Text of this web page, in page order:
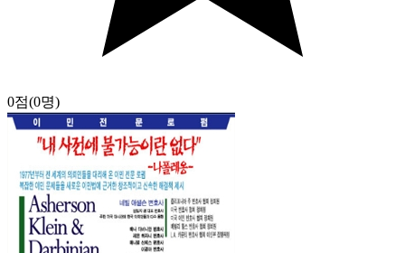
0점(0명)